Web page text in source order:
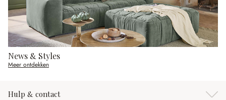
News & Styles
Meer ontdekken
Hulp & contact